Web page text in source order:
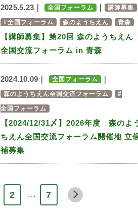
2025.5.23｜ 全国フォーラム 講師募集
#全国フォーラム 森のようちえん 青森
【講師募集】第20回 森のようちえん
全国交流フォーラム in 青森
2024.10.09｜ 全国フォーラム ｜
森のようちえん全国交流フォーラム #
全国フォーラム
【2024/12/31〆】2026年度 森のよ
ちえん全国交流フォーラム開催地 立
補募集
2 … 7